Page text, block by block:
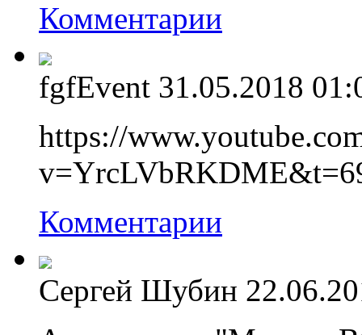
Комментарии
fgfEvent 31.05.2018
https://
Комментарии
Сергей Шубин